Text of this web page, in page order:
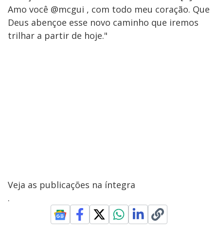
Amo você @mcgui , com todo meu coração. Que
Deus abençoe esse novo caminho que iremos
trilhar a partir de hoje."
Veja as publicações na íntegra
.